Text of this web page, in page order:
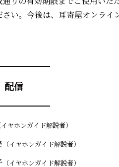
い。今後は、耳寄屋オンライ
配信
イヤホンガイド解説者）
（イヤホンガイド解説者）
（イヤホンガイド解説者）